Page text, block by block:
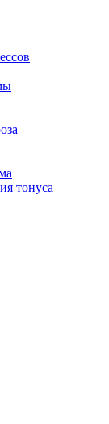
тонуса